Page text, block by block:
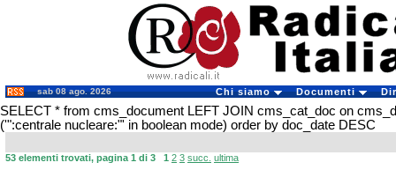
sab 08 ago. 2026 Chi siamo Documenti
SELECT * from cms_document LEFT JOIN cms_cat_doc on
('":centrale nucleare:"' in boolean mode) order by doc_date DESC
53 elementi trovati, pagina 1 di 3 1 2 3 succ. ultima